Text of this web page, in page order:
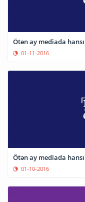
Ötən ay mediada
01-11-2016
Ötən ay mediada
01-10-2016